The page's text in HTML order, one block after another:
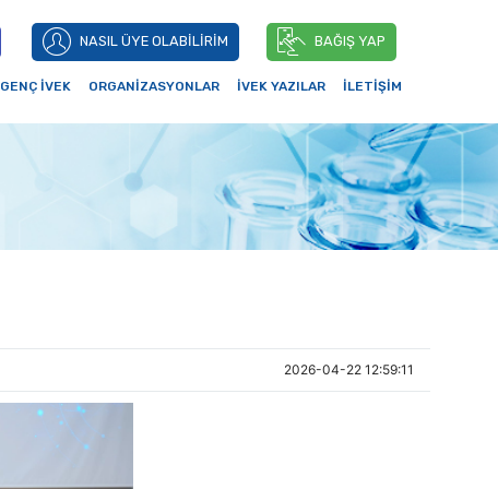
NASIL ÜYE OLABİLİRİM BAĞIŞ YAP
GENÇ İVEK ORGANİZASYONLAR İVEK YAZILAR İLETİŞİM
2026-04-22 12:59:11